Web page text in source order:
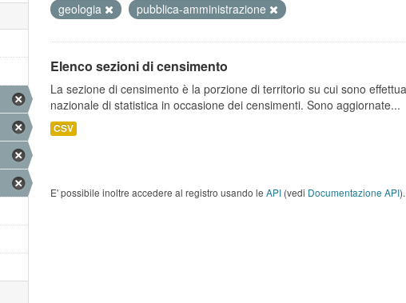
geologia
pubblica-amministrazione
Elenco sezioni di censimento
La sezione di censimento è la porzione di territorio su cui sono
nazionale di statistica in occasione dei censimenti. Sono aggiornate...
CSV
E' possibile inoltre accedere al registro usando le API (vedi Documentazione API).